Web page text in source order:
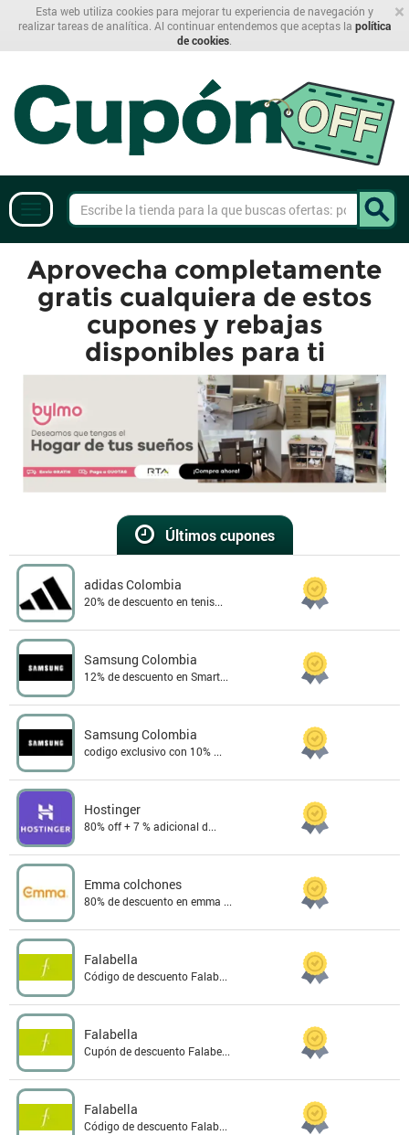
×
Esta web utiliza cookies para mejorar tu experiencia de navegación y
realizar tareas de analítica. Al continuar entendemos que aceptas la política
de cookies
Aprovecha completamente
gratis cualquiera de estos
cupones y rebajas
disponibles para ti
Últimos cupones
adidas Colombia
20% de descuento en tenis...
Samsung Colombia
12% de descuento en Smart...
Samsung Colombia
codigo exclusivo con 10% ...
Hostinger
80% off + 7 % adicional d...
Emma colchones
80% de descuento en emma ...
Falabella
Código de descuento Falab...
Falabella
Cupón de descuento Falabe...
Falabella
Código de descuento Falab...